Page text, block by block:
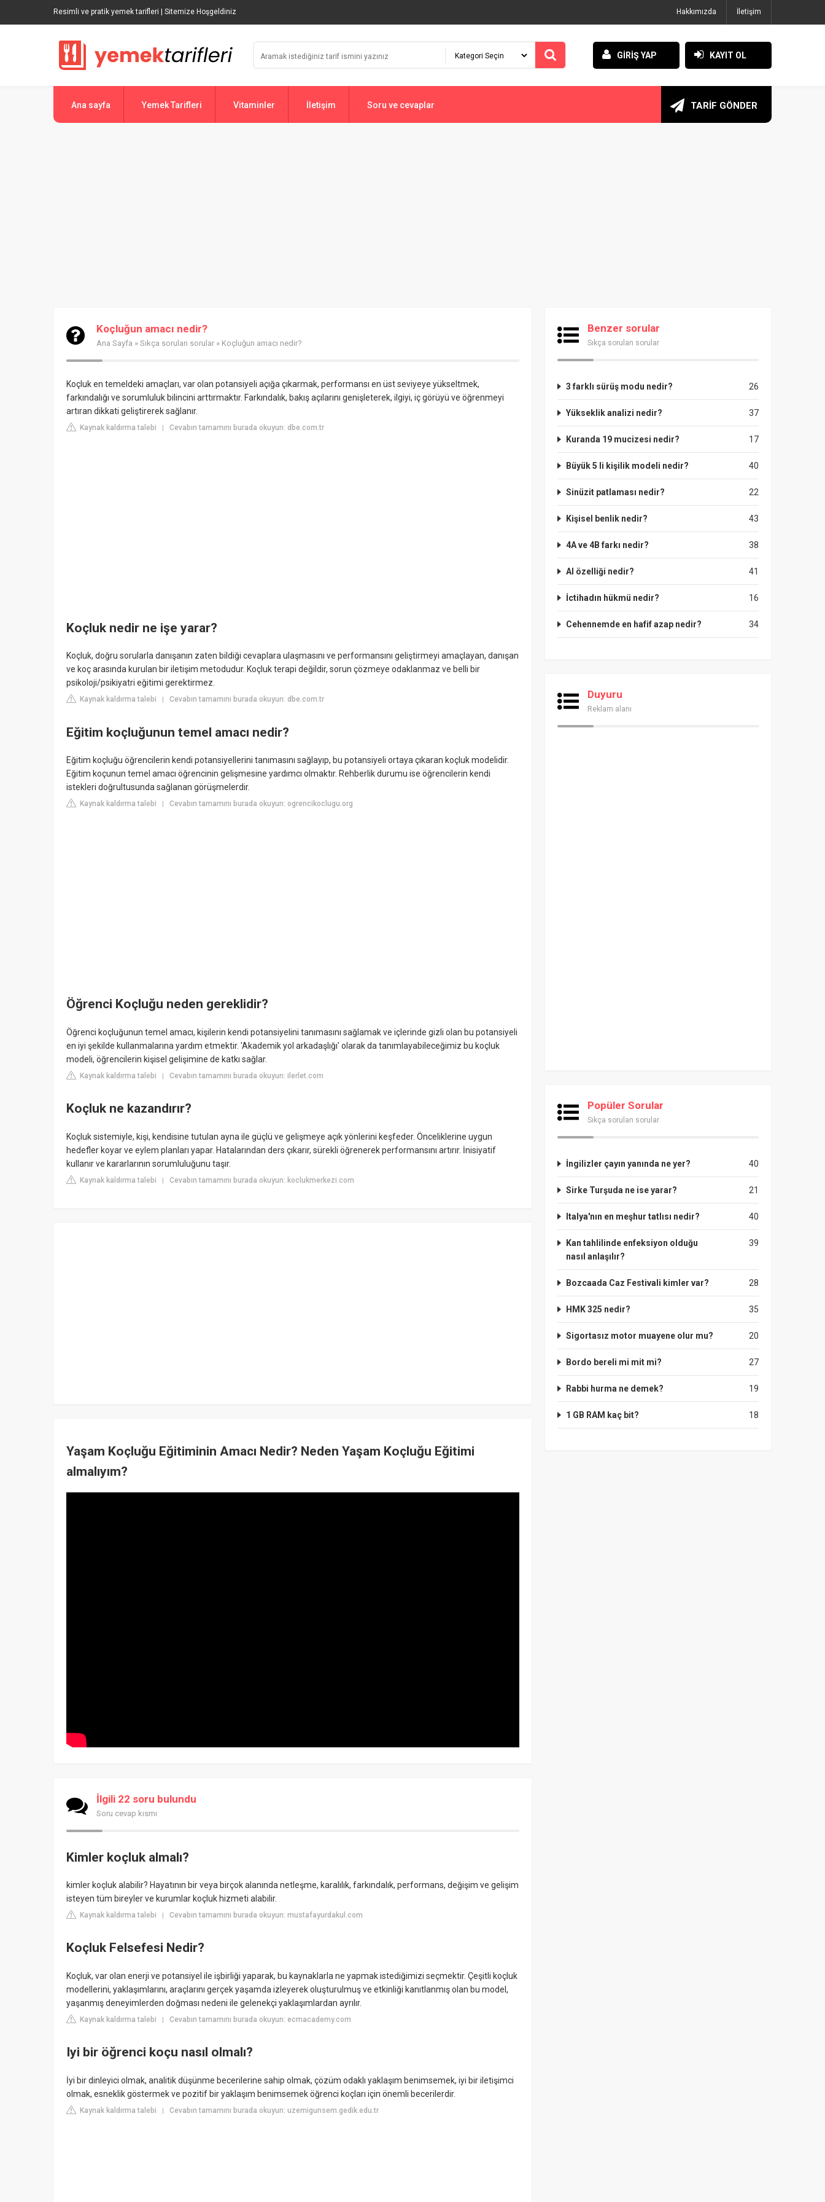
Resimli ve pratik yemek tarifleri | Sitemize Hoşgeldiniz Hakkımızda İletişim
GİRİŞ YAP KAYIT OL
Ana sayfa Yemek Tarifleri Vitaminler İletişim Soru ve cevaplar TARİF GÖNDER
Koçluğun amacı nedir?
Ana Sayfa » Sıkça sorulan sorular » Koçluğun amacı nedir?
Koçluk en temeldeki amaçları, var olan potansiyeli açığa çıkarmak, performansı en üst seviyeye yükseltmek,
farkındalığı ve sorumluluk bilincini arttırmaktır. Farkındalık, bakış açılarını genişleterek, ilgiyi, iç görüyü ve öğrenmeyi
artıran dikkati geliştirerek sağlanır.
Kaynak kaldırma talebi | Cevabın tamamını burada okuyun: dbe.com.tr
Koçluk nedir ne işe yarar?
Koçluk, doğru sorularla danışanın zaten bildiği cevaplara ulaşmasını ve performansını geliştirmeyi amaçlayan, danışan
ve koç arasında kurulan bir iletişim metodudur. Koçluk terapi değildir, sorun çözmeye odaklanmaz ve belli bir
psikoloji/psikiyatri eğitimi gerektirmez.
Kaynak kaldırma talebi Cevabın tamamını burada okuyun: dbe.com.tr
Eğitim koçluğunun temel amacı nedir?
Eğitim koçluğu öğrencilerin kendi potansiyellerini tanımasını sağlayıp, bu potansiyeli ortaya çıkaran koçluk modelidir.
Eğitim koçunun temel amacı öğrencinin gelişmesine yardımcı olmaktır. Rehberlik durumu ise öğrencilerin kendi
istekleri doğrultusunda sağlanan görüşmelerdir.
Kaynak kaldırma talebi Cevabın tamamını burada okuyun: ogrencikoclugu.org
Öğrenci Koçluğu neden gereklidir?
Öğrenci koçluğunun temel amacı, kişilerin kendi potansiyelini tanımasını sağlamak ve içlerinde gizli olan bu potansiyeli
en iyi şekilde kullanmalarına yardım etmektir. 'Akademik yol arkadaşlığı' olarak da tanımlayabileceğimiz bu koçluk
modeli, öğrencilerin kişisel gelişimine de katkı sağlar.
Kaynak kaldırma talebi | Cevabın tamamını burada okuyun: ilerlet.com
Koçluk ne kazandırır?
Koçluk sistemiyle, kişi, kendisine tutulan ayna ile güçlü ve gelişmeye açık yönlerini keşfeder. Önceliklerine uygun
hedefler koyar ve eylem planları yapar. Hatalarından ders çıkarır, sürekli öğrenerek performansını artırır. İnisiyatif
kullanır ve kararlarının sorumluluğunu taşır.
Kaynak kaldırma talebi | Cevabın tamamını burada okuyun: koclukmerkezi.com
Yaşam Koçluğu Eğitiminin Amacı Nedir? Neden Yaşam Koçluğu Eğitimi
almalıyım?
İlgili 22 soru bulundu
Soru cevap kısmı
Kimler koçluk almalı?
kimler koçluk alabilir? Hayatının bir veya birçok alanında netleşme, karalılık, farkındalık, performans, değişim ve gelişim
isteyen tüm bireyler ve kurumlar koçluk hizmeti alabilir.
Kaynak kaldırma talebi | Cevabın tamamını burada okuyun: mustafayurdakul.com
Koçluk Felsefesi Nedir?
Koçluk, var olan enerji ve potansiyel ile işbirliği yaparak, bu kaynaklarla ne yapmak istediğimizi seçmektir. Çeşitli koçluk
modellerini, yaklaşımlarını, araçlarını gerçek yaşamda izleyerek oluşturulmuş ve etkinliği kanıtlanmış olan bu model,
yaşanmış deneyimlerden doğması nedeni ile gelenekçi yaklaşımlardan ayrılır.
Kaynak kaldırma talebi | Cevabın tamamını burada okuyun: ecmacademy.com
Iyi bir öğrenci koçu nasıl olmalı?
İyi bir dinleyici olmak, analitik düşünme becerilerine sahip olmak, çözüm odaklı yaklaşım benimsemek, iyi bir iletişimci
olmak, esneklik göstermek ve pozitif bir yaklaşım benimsemek öğrenci koçları için önemli becerilerdir.
Kaynak kaldırma talebi | Cevabın tamamını burada okuyun: uzemigunsem.gedik.edu.tr
Benzer sorular
Sıkça sorulan sorular
26
3 farklı sürüş modu nedir?
37
Yükseklik analizi nedir?
17
Kuranda 19 mucizesi nedir?
40
Büyük 5 li kişilik modeli nedir?
22
Sinüzit patlaması nedir?
43
Kişisel benlik nedir?
38
4A ve 4B farkı nedir?
41
Al özelliği nedir?
16
İctihadın hükmü nedir?
34
Cehennemde en hafif azap nedir?
Duyuru
Reklam alanı
Popüler Sorular
Sıkça sorulan sorular
40
İngilizler çayın yanında ne yer?
21
Sirke Turşuda ne ise yarar?
40
Italya'nın en meşhur tatlısı nedir?
39
Kan tahlilinde enfeksiyon olduğu
nasıl anlaşılır?
28
Bozcaada Caz Festivali kimler var?
35
HMK 325 nedir?
20
Sigortasız motor muayene olur mu?
27
Bordo bereli mi mit mi?
19
Rabbi hurma ne demek?
18
1 GB RAM kaç bit?